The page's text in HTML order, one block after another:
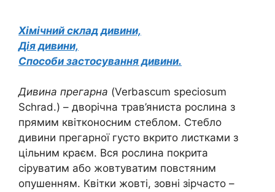
Хімічний склад дивини,
Дія дивини,
Способи застосування дивини.
Дивина прегарна (Verbascum speciosum
Schrad.) – дворічна трав’яниста рослина з
прямим квітконосним стеблом. Стебло
дивини прегарної густо вкрито листками з
цільним краєм. Вся рослина покрита
сіруватим або жовтуватим повстяним
опушенням. Квітки жовті, зовні зірчасто –